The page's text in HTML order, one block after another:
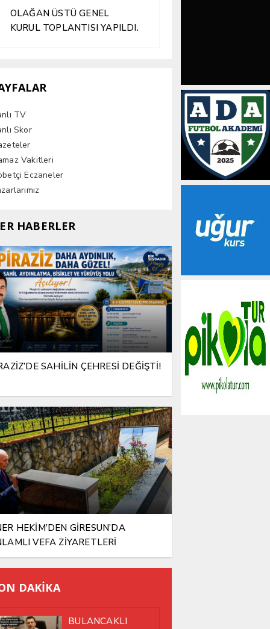
OLAĞAN ÜSTÜ GENEL
KURUL TOPLANTISI YAPILDI.
TV
Skor
Vakitleri
Eczaneler
HABERLER
SAHİLİN ÇEHRESİ DEĞİŞTİ!
HEKİM’DEN GİRESUN’DA
VEFA ZİYARETLERİ
DAKİKA
BULANCAKLI